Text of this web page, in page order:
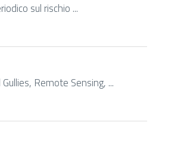
sul rischio ...
Remote Sensing, ...